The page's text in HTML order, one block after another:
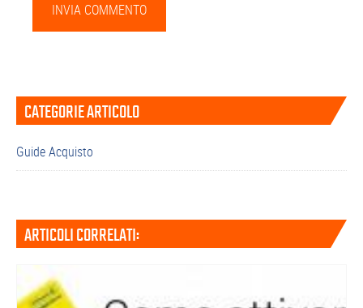
Barra
laterale
primaria
CATEGORIE ARTICOLO
Guide Acquisto
ARTICOLI CORRELATI: